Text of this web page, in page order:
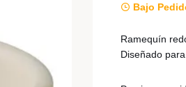
Bajo
Ramequín
Diseñado